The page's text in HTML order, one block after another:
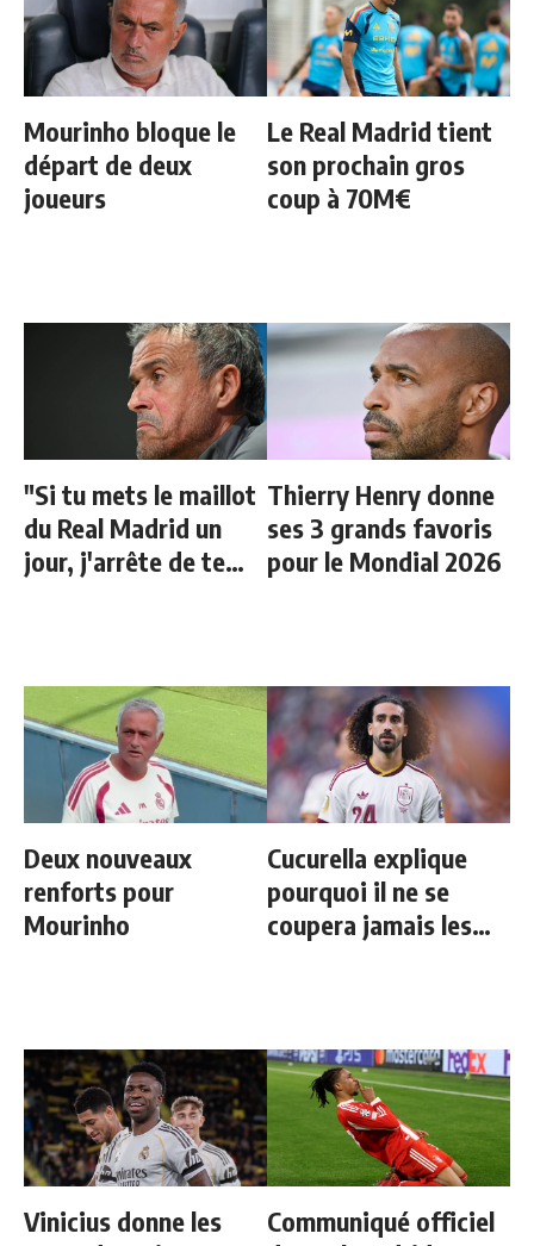
Mourinho bloque le
départ de deux
joueurs
Le Real Madrid tient
son prochain gros
coup à 70M€
"Si tu mets le maillot
du Real Madrid un
jour, j'arrête de te
Thierry Henry donne
ses 3 grands favoris
pour le Mondial 2026
Deux nouveaux
renforts pour
Mourinho
Cucurella explique
pourquoi il ne se
coupera jamais les
Vinicius donne les
Communiqué officiel